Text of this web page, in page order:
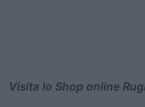
Visita lo Shop online